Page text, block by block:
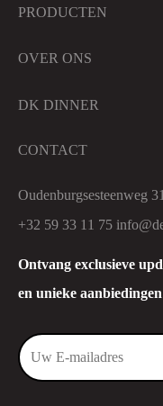
Ontvang exclusieve
en unieke
PRODUCTEN
OVER ONS
DK DINNER
CONTACT
Oudenburgsesteenweg
+32 59 33 11 75